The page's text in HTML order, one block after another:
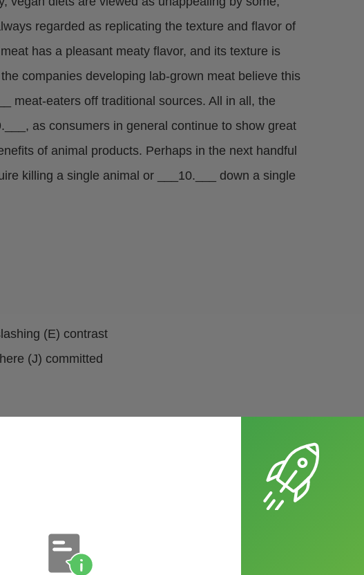
regarded as replicating the texture and flavor of
has a pleasant meaty flavor, and its texture is
companies developing lab-grown meat believe this
meat-eaters off traditional sources. All in all, the
as consumers in general continue to show great
of animal products. Perhaps in the next handful
killing a single animal or ___10.___ down a single
(E) contrast
(J) committed
有可能的嗎？培植肉，或是所謂的試管肉，是在生物
在這個製造過程的細胞來自細胞銀行，在那裡，細胞
可以避免動物排泄物所造成的細菌污染、過度使用抗
細胞生長的養分，全部都來自於植物。
塊已經通過了新加坡食品署的安全檢測。這項進展被